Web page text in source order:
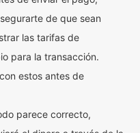
de que sean
las tarifas de
para la transacción.
estos antes de
parece correcto,